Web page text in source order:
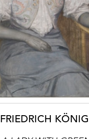
FRIEDRICH KÖNIG